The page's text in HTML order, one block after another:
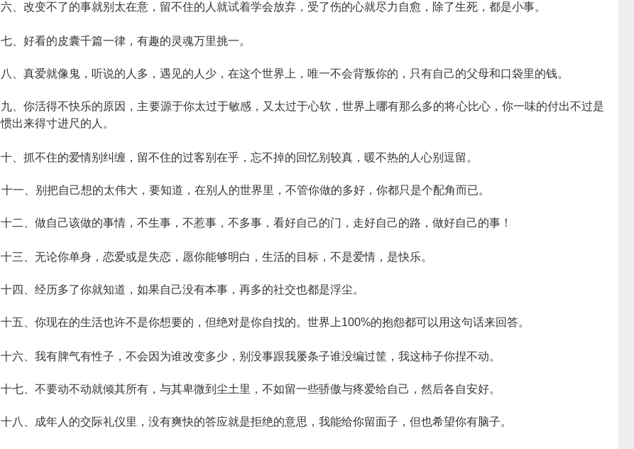
六、改变不了的事就别太在意，留不住的人就试着学会放弃，受了伤的心就尽力自愈，除了生死，都是小事。
七、好看的皮囊千篇一律，有趣的灵魂万里挑一。
八、真爱就像鬼，听说的人多，遇见的人少，在这个世界上，唯一不会背叛你的，只有自己的父母和口袋里的钱。
九、你活得不快乐的原因，主要源于你太过于敏感，又太过于心软，世界上哪有那么多的将心比心，你一味的付出不过是
惯出来得寸进尺的人。
十、抓不住的爱情别纠缠，留不住的过客别在乎，忘不掉的回忆别较真，暖不热的人心别逗留。
十一、别把自己想的太伟大，要知道，在别人的世界里，不管你做的多好，你都只是个配角而已。
更多： http://www.gushilao.com/
十二、做自己该做的事情，不生事，不惹事，不多事，看好自己的门，走好自己的路，做好自己的事！
十三、无论你单身，恋爱或是失恋，愿你能够明白，生活的目标，不是爱情，是快乐。
十四、经历多了你就知道，如果自己没有本事，再多的社交也都是浮尘。
十五、你现在的生活也许不是你想要的，但绝对是你自找的。世界上100%的抱怨都可以用这句话来回答。
十六、我有脾气有性子，不会因为谁改变多少，别没事跟我屡条子谁没编过筐，我这柿子你捏不动。
十七、不要动不动就倾其所有，与其卑微到尘土里，不如留一些骄傲与疼爱给自己，然后各自安好。
十八、成年人的交际礼仪里，没有爽快的答应就是拒绝的意思，我能给你留面子，但也希望你有脑子。